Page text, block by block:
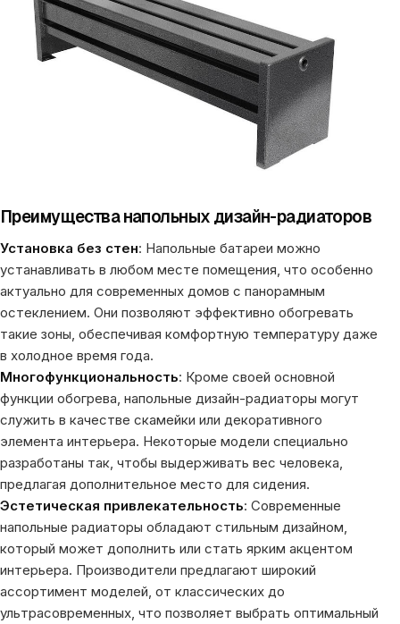
Преимущества напольных дизайн-радиаторов
Установка без стен: Напольные батареи можно
устанавливать в любом месте помещения, что особенно
актуально для современных домов с панорамным
остеклением. Они позволяют эффективно обогревать
такие зоны, обеспечивая комфортную температуру даже
в холодное время года.
Многофункциональность: Кроме своей основной
функции обогрева, напольные дизайн-радиаторы могут
служить в качестве скамейки или декоративного
элемента интерьера. Некоторые модели специально
разработаны так, чтобы выдерживать вес человека,
предлагая дополнительное место для сидения.
Эстетическая привлекательность: Современные
напольные радиаторы обладают стильным дизайном,
который может дополнить или стать ярким акцентом
интерьера. Производители предлагают широкий
ассортимент моделей, от классических до
ультрасовременных, что позволяет выбрать оптимальный